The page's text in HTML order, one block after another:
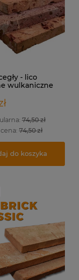
- lico
wulkaniczne
74,50 zł
cena:74,50 zł
do koszyka